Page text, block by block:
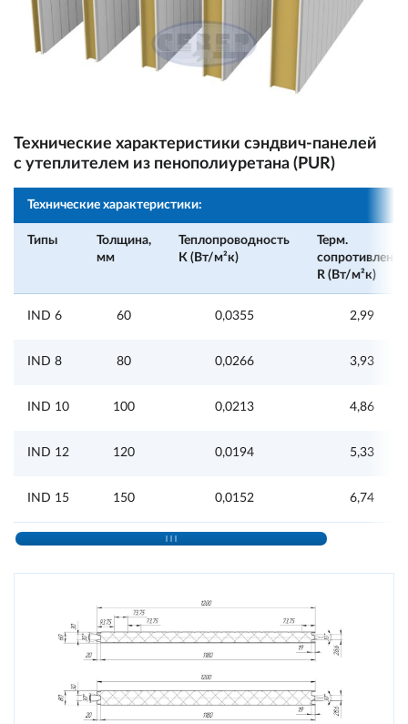
Технические характеристики сэндвич-панелей
с утеплителем из пенополиуретана (PUR)
Технические характеристики:
Типы
Толщина,
мм
Теплопроводность
К (Вт/м²к)
Терм.
сопротивление
R (Вт/м²к)
IND 6 60 0,0355 2,99
IND 8 80 0,0266 3,93
IND 10 100 0,0213 4,86
IND 12 120 0,0194 5,33
IND 15 150 0,0152 6,74